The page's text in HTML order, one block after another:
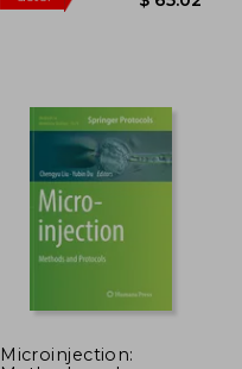
Microinjection: